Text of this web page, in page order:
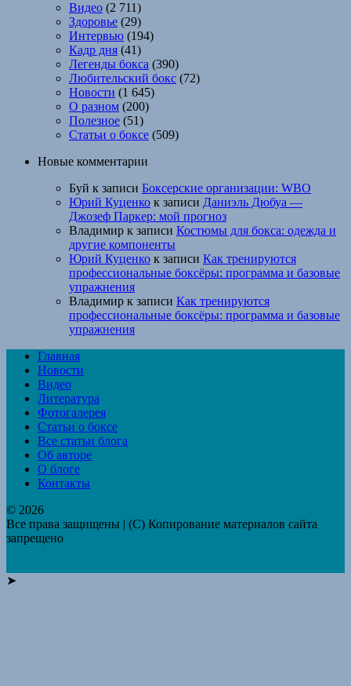
Видео (2 711)
Здоровье (29)
Интервью (194)
Кадр дня (41)
Легенды бокса (390)
Любительский бокс (72)
Новости (1 645)
О разном (200)
Полезное (51)
Статьи о боксе (509)
Новые комментарии
Буй к записи Боксерские организации: WBO
Юрий Куценко к записи Даниэль Дюбуа —
Джозеф Паркер: мой прогноз
Владимир к записи Костюмы для бокса: одежда и
другие компоненты
Юрий Куценко к записи Как тренируются
профессиональные боксёры: программа и базовые
упражнения
Владимир к записи Как тренируются
профессиональные боксёры: программа и базовые
упражнения
Главная
Новости
Видео
Литература
Фотогалерея
Статьи о боксе
Все статьи блога
Об авторе
О блоге
Контакты
© 2026
Все права защищены | (C) Копирование материалов сайта
запрещено
➤